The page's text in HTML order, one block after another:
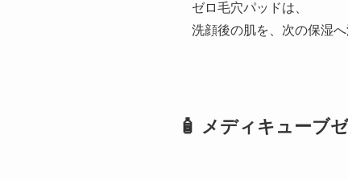
ゼロ毛穴パッドは、
洗顔後の肌を、次の保湿へ
🧴 メディキューブ